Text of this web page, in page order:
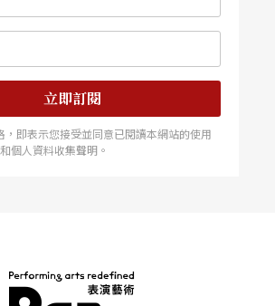
眾
立即訂閱
，即表示您接受並同意已閱讀本網站的使用
個人資料收集聲明。